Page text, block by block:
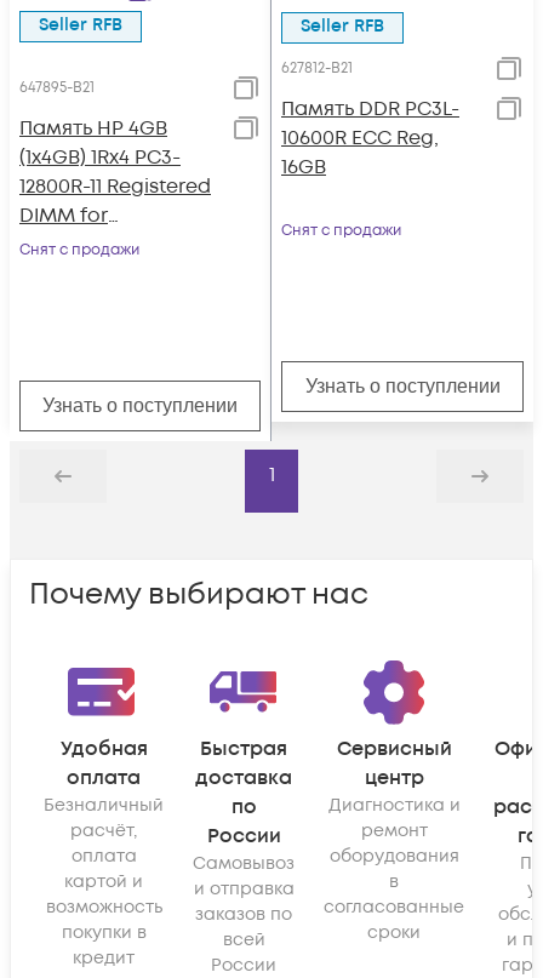
Seller RFB
647895-B21
Память HP 4GB
(1x4GB) 1Rx4 PC3-
12800R-11 Registered
DIMM for
DL160/360e/360p/38
Снят с продажи
Узнать о поступлении
Seller RFB
627812-B21
Память DDR PC3L-
10600R ECC Reg,
16GB
Снят с продажи
Узнать о поступлении
Назад
1
Дальше
Почему выбирают нас
Удобная
оплата
Безналичный
расчёт,
оплата
картой и
возможность
покупки в
кредит
Быстрая
доставка
по
России
Самовывоз
и отправка
заказов по
всей
России
Сервисный
центр
Диагностика и
ремонт
оборудования
в
согласованные
сроки
и